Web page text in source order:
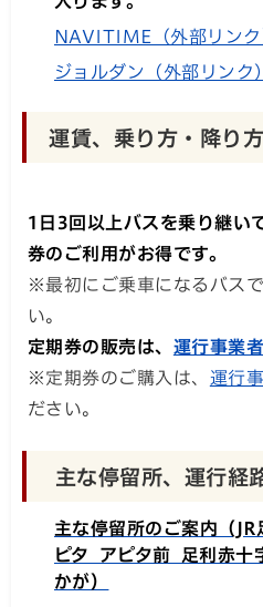
NAVITIME（外部リンク
ジョルダン（外部リンク）
運賃、乗り方・降り方
1日3回以上バスを乗り継い
券のご利用がお得です。
※最初にご乗車になるバス
い。
定期券の販売は、 運行事業者
※定期券のご購入は、 運行
ださい。
主な停留所、運行経
主な停留所のご案内（
ピタ アピタ前 足利赤十
かが）